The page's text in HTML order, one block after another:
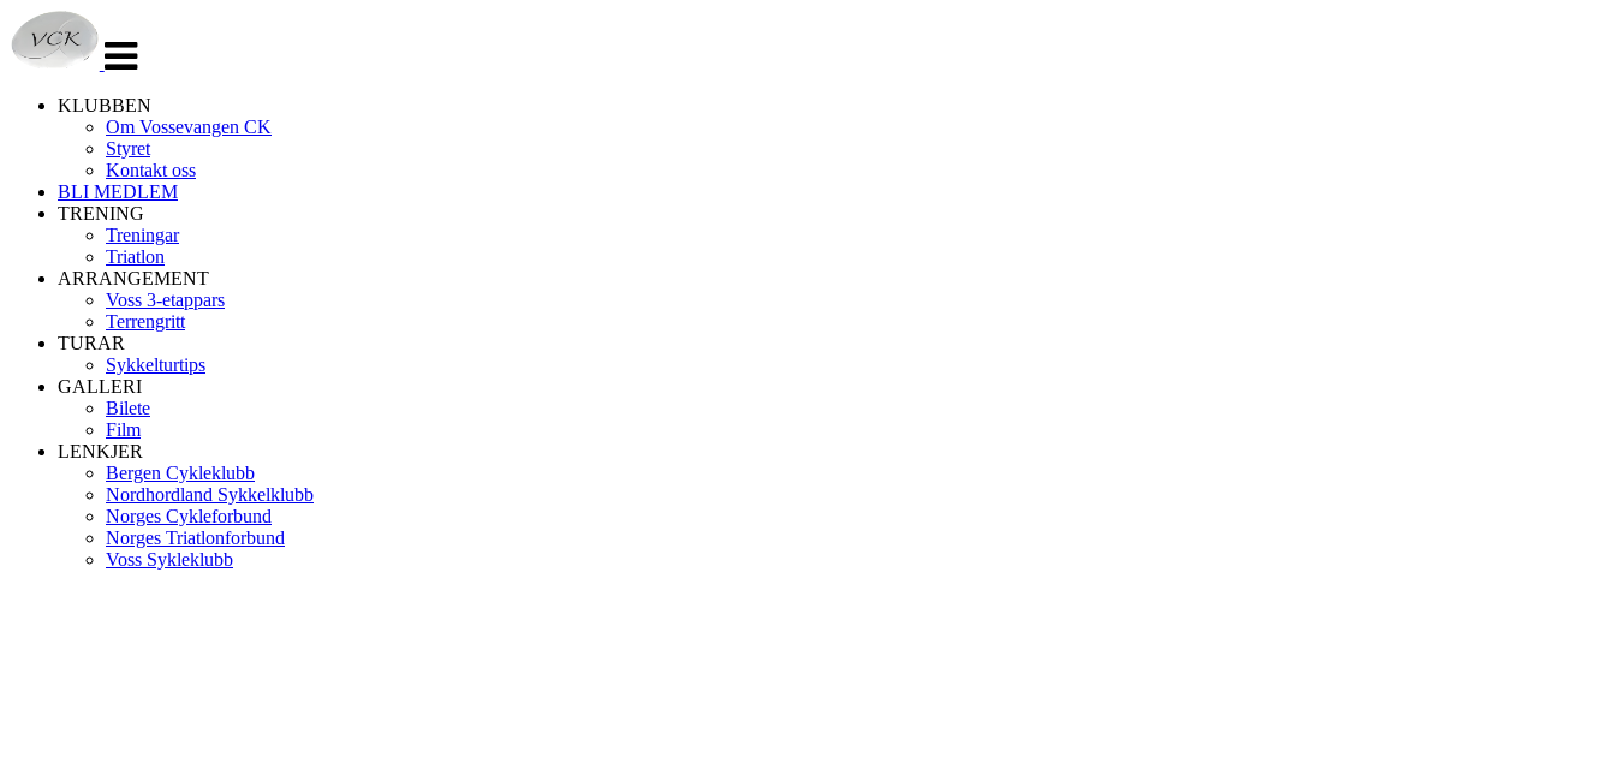
navigasjon
KLUBBEN
Om Vossevangen CK
Styret
Kontakt oss
BLI MEDLEM
TRENING
Treningar
Triatlon
ARRANGEMENT
Voss 3-etappars
Terrengritt
TURAR
Sykkelturtips
GALLERI
Bilete
Film
LENKJER
Bergen Cykleklubb
Nordhordland Sykkelklubb
Norges Cykleforbund
Norges Triatlonforbund
Voss Sykleklubb